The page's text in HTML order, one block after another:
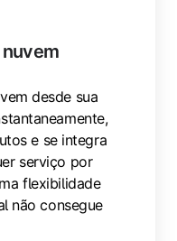
nuvem
desde sua
e se integra
serviço por
flexibilidade
não consegue